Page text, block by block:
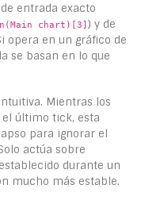
entrada exacto
chart)[3]) y de
opera en un gráfico de
se basan en lo que
Mientras los
último tick, esta
para ignorar el
actúa sobre
durante un
mucho más estable.